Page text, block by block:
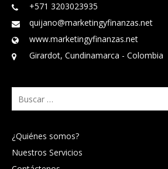
+571 3203023935
quijano@marketingyfinanzas.net
www.marketingyfinanzas.net
Girardot, Cundinamarca - Colombia
Buscar:
¿Quiénes somos?
Nuestros Servicios